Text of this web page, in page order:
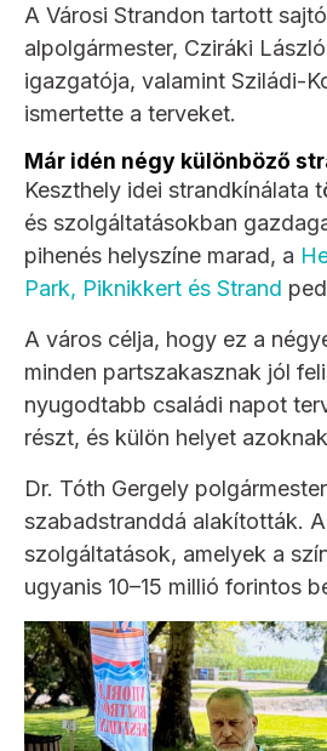
A Városi Strandon tartott
alpolgármester, Cziráki
igazgatója, valamint Sziládi-
ismertette a terveket.
Már idén négy különböző
Keszthely idei strandkínálata
és szolgáltatásokban
pihenés helyszíne marad, a
Park, Piknikkert és Strand
A város célja, hogy ez a
minden partszakasznak jól
nyugodtabb családi napot
részt, és külön helyet
Dr. Tóth Gergely
szabadstranddá alakították.
szolgáltatások, amelyek a
ugyanis 10–15 millió forintos